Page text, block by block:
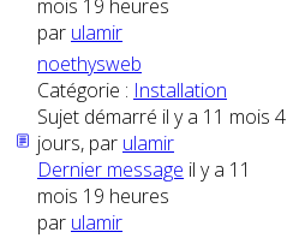
mois 19 heures
par ulamir
noethysweb
Catégorie : Installation
Sujet démarré il y a 11 mois 4
jours, par ulamir
Dernier message il y a 11
mois 19 heures
par ulamir